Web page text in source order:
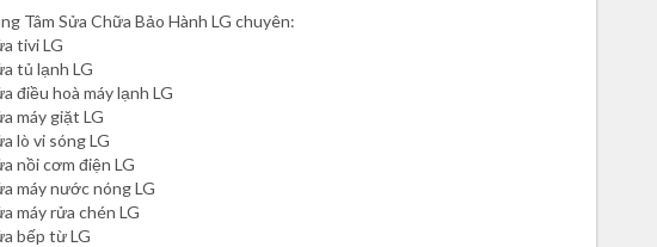
Tâm Sửa Chữa Bảo Hành LG chuyên:
tivi LG
tủ lạnh LG
điều hoà máy lạnh LG
máy giặt LG
lò vi sóng LG
nồi cơm điện LG
máy nước nóng LG
máy rửa chén LG
bếp từ LG